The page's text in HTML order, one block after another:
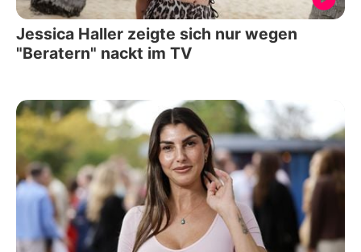
Jessica Haller zeigte sich nur wegen
"Beratern" nackt im TV